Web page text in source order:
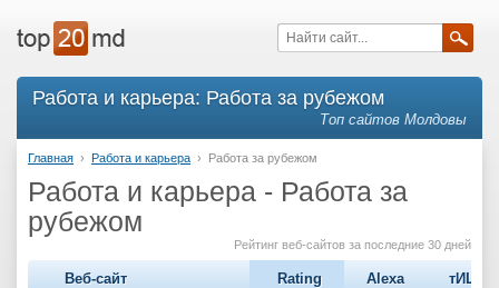
Работа и карьера: Работа за рубежом
Топ сайтов Молдовы
Главная › Работа и карьера › Работа за рубежом
Работа и карьера - Работа за
рубежом
Рейтинг веб-сайтов за последние 30 дней
Веб-сайт Rating Alexa тИЦ